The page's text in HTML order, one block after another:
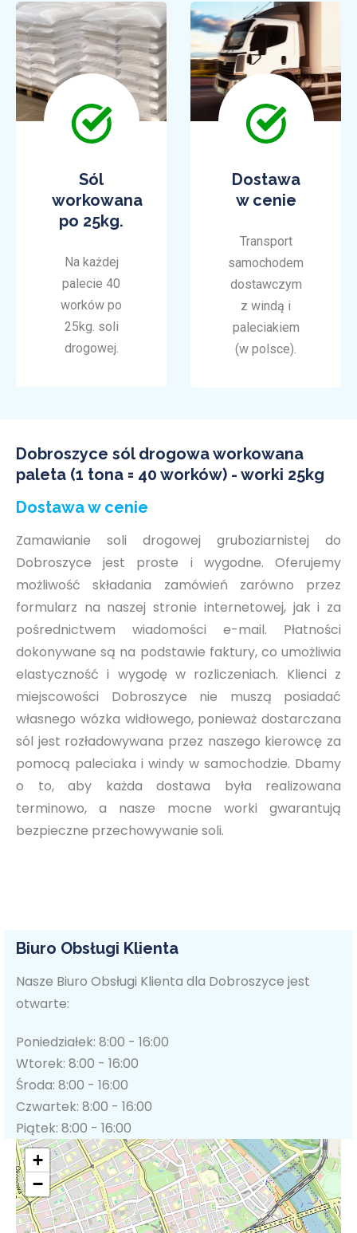
Sól
workowana
po 25kg.
Na każdej
palecie 40
worków po
25kg. soli
drogowej.
Dostawa
w cenie
Transport
samochodem
dostawczym
z windą i
paleciakiem
(w polsce).
Dobroszyce sól drogowa workowana
paleta (1 tona = 40 worków) - worki 25kg
Dostawa w cenie
Zamawianie soli drogowej gruboziarnistej do
Dobroszyce jest proste i wygodne. Oferujemy
możliwość składania zamówień zarówno przez
formularz na naszej stronie internetowej, jak i za
pośrednictwem wiadomości e-mail. Płatności
dokonywane są na podstawie faktury, co umożliwia
elastyczność i wygodę w rozliczeniach. Klienci z
miejscowości Dobroszyce nie muszą posiadać
własnego wózka widłowego, ponieważ dostarczana
sól jest rozładowywana przez naszego kierowcę za
pomocą paleciaka i windy w samochodzie. Dbamy
o to, aby każda dostawa była realizowana
terminowo, a nasze mocne worki gwarantują
bezpieczne przechowywanie soli.
Biuro Obsługi Klienta
Nasze Biuro Obsługi Klienta dla Dobroszyce jest
otwarte:
Poniedziałek: 8:00 - 16:00
Wtorek: 8:00 - 16:00
Środa: 8:00 - 16:00
Czwartek: 8:00 - 16:00
Piątek: 8:00 - 16:00
+
−